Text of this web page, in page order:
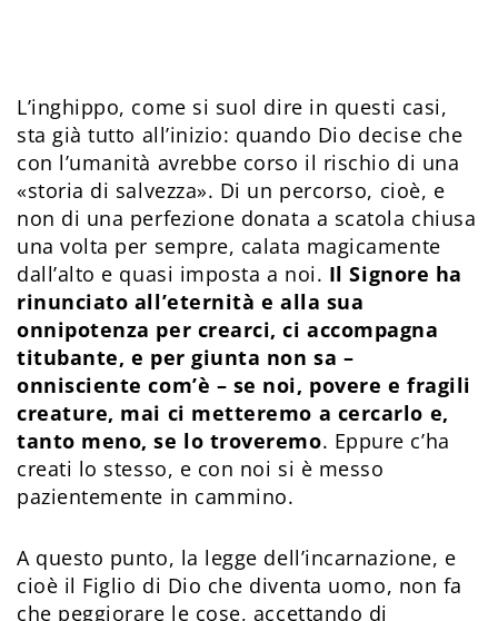
L’inghippo, come si suol dire in questi casi,
sta già tutto all’inizio: quando Dio decise che
con l’umanità avrebbe corso il rischio di una
«storia di salvezza». Di un percorso, cioè, e
non di una perfezione donata a scatola chiusa
una volta per sempre, calata magicamente
dall’alto e quasi imposta a noi. Il Signore ha
rinunciato all’eternità e alla sua
onnipotenza per crearci, ci accompagna
titubante, e per giunta non sa –
onnisciente com’è – se noi, povere e fragili
creature, mai ci metteremo a cercarlo e,
tanto meno, se lo troveremo. Eppure c’ha
creati lo stesso, e con noi si è messo
pazientemente in cammino.
A questo punto, la legge dell’incarnazione, e
cioè il Figlio di Dio che diventa uomo, non fa
che peggiorare le cose, accettando di